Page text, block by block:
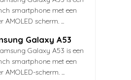
smartphone met een
AMOLED scherm. ...
Galaxy A53
Galaxy A53 is een
smartphone met een
AMOLED-scherm. ...